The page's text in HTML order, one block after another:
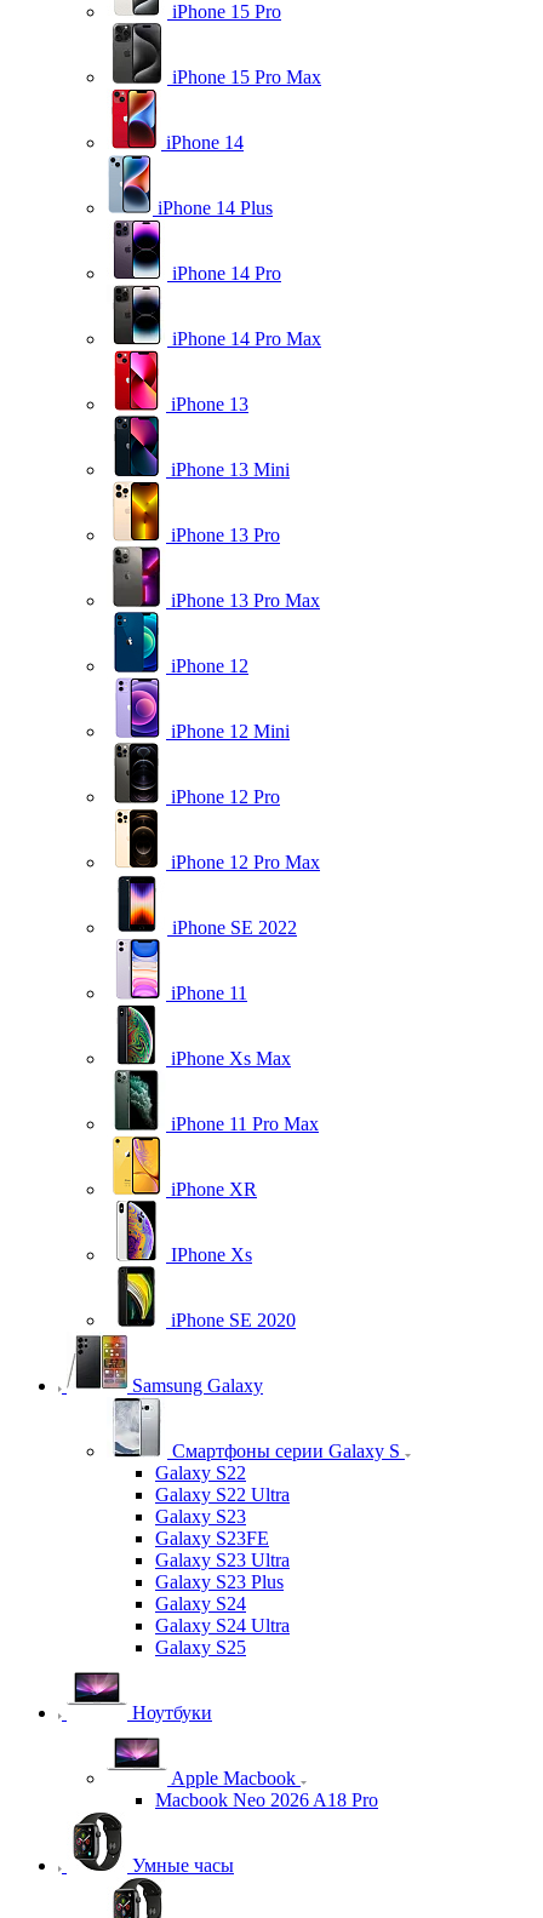
iPhone 15 Pro
iPhone 15 Pro Max
iPhone 14
iPhone 14 Plus
iPhone 14 Pro
iPhone 14 Pro Max
iPhone 13
iPhone 13 Mini
iPhone 13 Pro
iPhone 13 Pro Max
iPhone 12
iPhone 12 Mini
iPhone 12 Pro
iPhone 12 Pro Max
iPhone SE 2022
iPhone 11
iPhone Xs Max
iPhone 11 Pro Max
iPhone XR
IPhone Xs
iPhone SE 2020
Samsung Galaxy
Смартфоны серии Galaxy S
Galaxy S22
Galaxy S22 Ultra
Galaxy S23
Galaxy S23FE
Galaxy S23 Ultra
Galaxy S23 Plus
Galaxy S24
Galaxy S24 Ultra
Galaxy S25
Ноутбуки
Apple Macbook
Macbook Neo 2026 A18 Pro
Умные часы